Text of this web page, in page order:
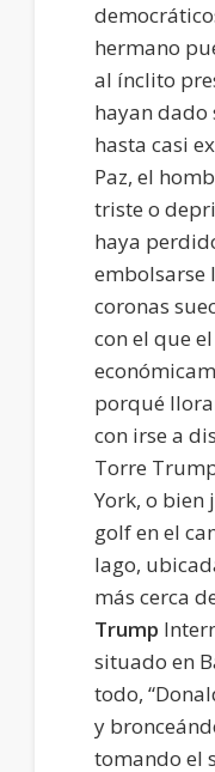
hermano
al ínclito
hayan
hasta casi
Paz, el
triste o
haya
embolsarse
coronas
con el que
porqué
con irse a
Torre
York, o bien
golf en el
lago,
más cerca
Trump
situado en
todo,
y
tomando el